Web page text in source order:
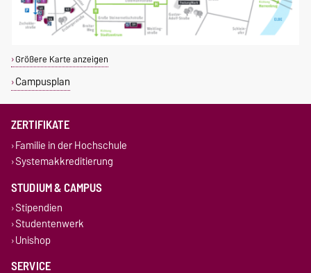
Größere Karte anzeigen
Campusplan
ZERTIFIKATE
Familie in der Hochschule
Systemakkreditierung
STUDIUM & CAMPUS
Stipendien
Studentenwerk
Unishop
SERVICE